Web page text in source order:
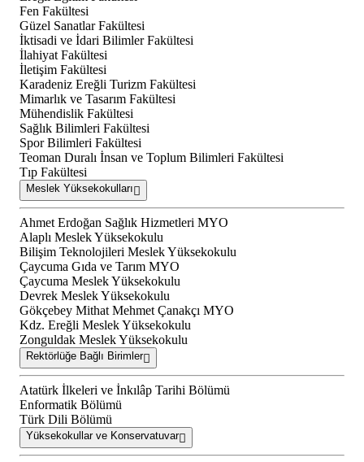
Fen Fakültesi
Güzel Sanatlar Fakültesi
İktisadi ve İdari Bilimler Fakültesi
İlahiyat Fakültesi
İletişim Fakültesi
Karadeniz Ereğli Turizm Fakültesi
Mimarlık ve Tasarım Fakültesi
Mühendislik Fakültesi
Sağlık Bilimleri Fakültesi
Spor Bilimleri Fakültesi
Teoman Duralı İnsan ve Toplum Bilimleri Fakültesi
Tıp Fakültesi
Meslek Yüksekokulları
Ahmet Erdoğan Sağlık Hizmetleri MYO
Alaplı Meslek Yüksekokulu
Bilişim Teknolojileri Meslek Yüksekokulu
Çaycuma Gıda ve Tarım MYO
Çaycuma Meslek Yüksekokulu
Devrek Meslek Yüksekokulu
Gökçebey Mithat Mehmet Çanakçı MYO
Kdz. Ereğli Meslek Yüksekokulu
Zonguldak Meslek Yüksekokulu
Rektörlüğe Bağlı Birimler
Atatürk İlkeleri ve İnkılâp Tarihi Bölümü
Enformatik Bölümü
Türk Dili Bölümü
Yüksekokullar ve Konservatuvar